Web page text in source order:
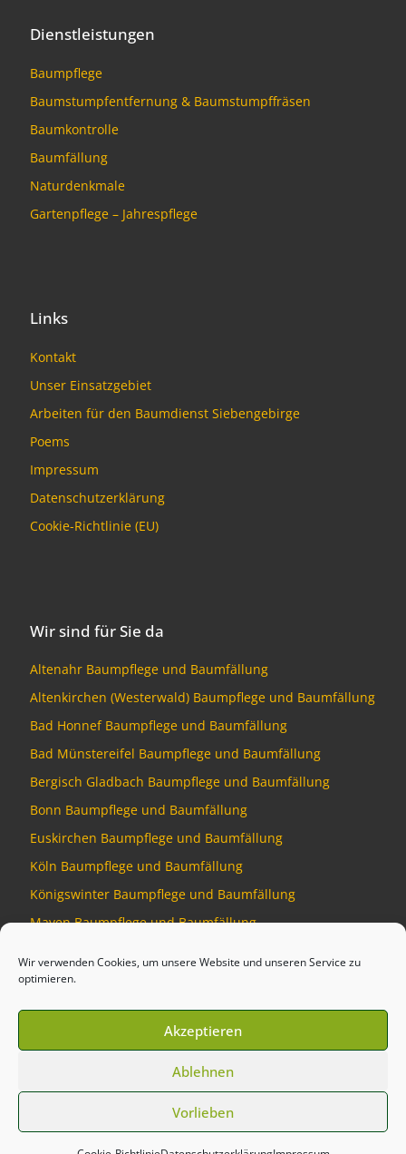
Wir verwenden Cookies, um unsere Website und unseren Service zu
optimieren.
Akzeptieren
Ablehnen
Vorlieben
Dienstleistungen
Baumpflege
Baumstumpfentfernung & Baumstumpffräsen
Baumkontrolle
Baumfällung
Naturdenkmale
Gartenpflege – Jahrespflege
Links
Kontakt
Unser Einsatzgebiet
Arbeiten für den Baumdienst Siebengebirge
Poems
Impressum
Datenschutzerklärung
Cookie-Richtlinie (EU)
Wir sind für Sie da
Altenahr Baumpflege und Baumfällung
Altenkirchen (Westerwald) Baumpflege und Baumfällung
Bad Honnef Baumpflege und Baumfällung
Bad Münstereifel Baumpflege und Baumfällung
Bergisch Gladbach Baumpflege und Baumfällung
Bonn Baumpflege und Baumfällung
Euskirchen Baumpflege und Baumfällung
Köln Baumpflege und Baumfällung
Königswinter Baumpflege und Baumfällung
Mayen Baumpflege und Baumfällung
Baumdienst Siebengebirge
Developed by Talking Pixel